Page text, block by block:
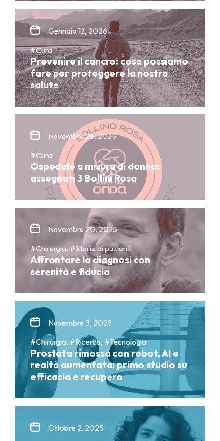
Gennaio 12, 2026
#Cura
Prevenire il cancro: cosa possiamo
fare per proteggere la nostra
salute
Novembre 28, 2025
#Cura
Ospedale a misura di donna:
assegnati 3 Bollini Rosa
Novembre 20, 2025
#Chirurgia, #Storie di pazienti
Affrontare la diagnosi con
serenità e fiducia
Novembre 3, 2025
#Chirurgia, #Ricerca, #Tecnologia
Prostata rimossa con robot, AI e
realtà aumentata: primo studio su
efficacia e recupero
Ottobre 2, 2025